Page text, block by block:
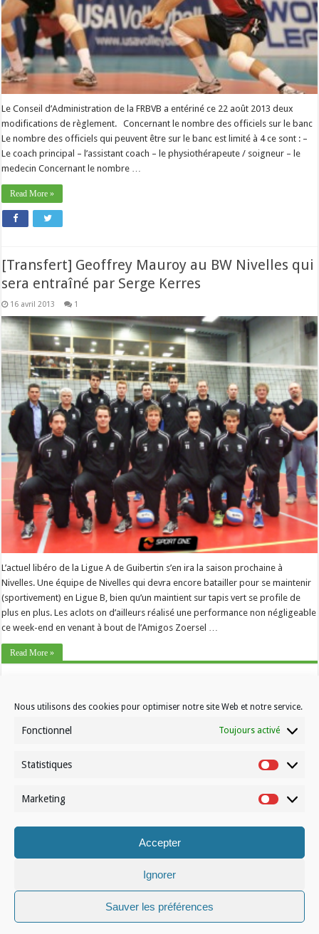
Nous utilisons des cookies pour optimiser notre site Web et notre service.
Fonctionnel Toujours activé
Statistiques
Marketing
Accepter
Ignorer
Sauver les préférences
Le Conseil d’Administration de la FRBVB a entériné ce 22 août 2013 deux
modifications de règlement. Concernant le nombre des officiels sur le banc
Le nombre des officiels qui peuvent être sur le banc est limité à 4 ce sont : –
Le coach principal – l’assistant coach – le physiothérapeute / soigneur – le
medecin Concernant le nombre …
Read More »
[Transfert] Geoffrey Mauroy au BW Nivelles qui
sera entraîné par Serge Kerres
16 avril 2013 1
L’actuel libéro de la Ligue A de Guibertin s’en ira la saison prochaine à
Nivelles. Une équipe de Nivelles qui devra encore batailler pour se maintenir
(sportivement) en Ligue B, bien qu’un maintient sur tapis vert se profile de
plus en plus. Les aclots on d’ailleurs réalisé une performance non négligeable
ce week-end en venant à bout de l’Amigos Zoersel …
Read More »
Contactez-nous
© Volleynews.be2026
Déclaration de confidentialité
Français Nederlands